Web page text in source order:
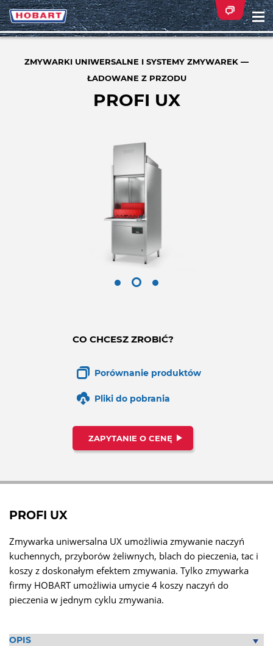
ZMYWARKI UNIWERSALNE I SYSTEMY ZMYWAREK —
ŁADOWANE Z PRZODU
PROFI UX
CO CHCESZ ZROBIĆ?
Porównanie produktów
Pliki do pobrania
ZAPYTANIE O CENĘ
PROFI UX
Zmywarka uniwersalna UX umożliwia zmywanie naczyń
kuchennych, przyborów żeliwnych, blach do pieczenia, tac i
koszy z doskonałym efektem zmywania. Tylko zmywarka
firmy HOBART umożliwia umycie 4 koszy naczyń do
pieczenia w jednym cyklu zmywania.